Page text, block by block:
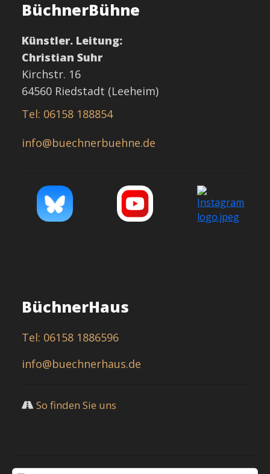
BüchnerBühne
Künstler. Leitung:
Christian Suhr
Kirchstr. 16
64560 Riedstadt (Leeheim)
Tel: 06158 188854
info@buechnerbuehne.de
BüchnerHaus
Tel: 06158 1886596
info@buechnerhaus.de
So finden Sie uns